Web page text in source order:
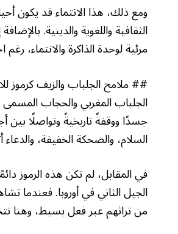
ومع ذلك، هذا الانتماء قد يكون
الثقافية واللغوية والدينية.
مرئية لوحدة الذاكرة والانتماء،
## ملامح الجلباب والزيف كرموز
الجلباب المغربي والحجاب المسمى
جسدًا ووقفةً تاريخيةً وتواصلًا بين
السلام، والضحكة الخفيفة،
في المقابل، لم تكن هذه الرموز
الجيل الثاني في أوروبا. فعندما
من تراثهم عبر فعل بسيط، وهنا